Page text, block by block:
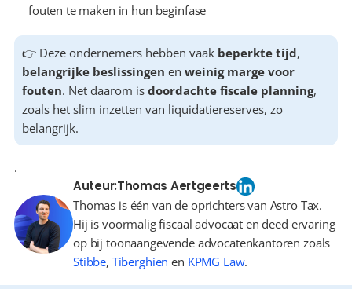
fouten te maken in hun beginfase
👉 Deze ondernemers hebben vaak beperkte tijd
belangrijke beslissingen en weinig marge voor
fouten. Net daarom is doordachte fiscale planning,
zoals het slim inzetten van liquidatiereserves, zo
belangrijk.
.
Auteur:Thomas Aertgeerts
Thomas is één van de oprichters van Astro Tax.
Hij is voormalig fiscaal advocaat en deed ervaring
op bij toonaangevende advocatenkantoren zoals
Stibbe, Tiberghien en KPMG Law.